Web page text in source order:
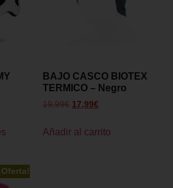
BAJO CASCO BIOTEX
TERMICO – Negro
19,99€ 17,99€
Añadir al carrito